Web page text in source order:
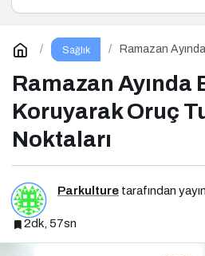
Sağlık
Ramazan
Ramazan Ayında
Koruyarak Oruç
Noktaları
Parkulture tarafından
2dk, 57sn